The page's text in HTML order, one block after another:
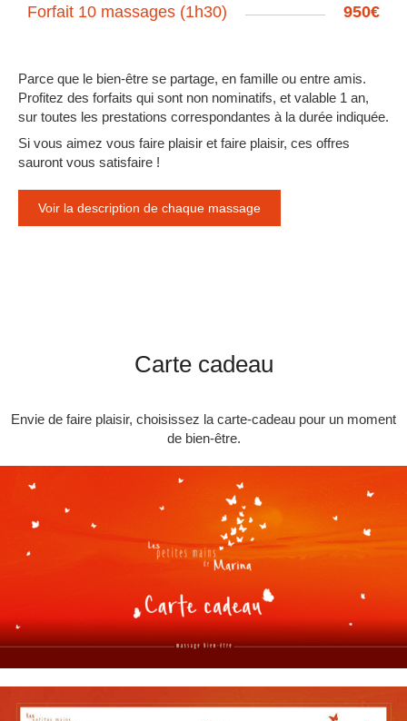
950€
Forfait 10 massages (1h30)
Parce que le bien-être se partage, en famille ou entre amis.
Profitez des forfaits qui sont non nominatifs, et valable 1 an,
sur toutes les prestations correspondantes à la durée indiquée.
Si vous aimez vous faire plaisir et faire plaisir, ces offres
sauront vous satisfaire !
Voir la description de chaque massage
Carte cadeau
Envie de faire plaisir, choisissez la carte-cadeau pour un moment
de bien-être.